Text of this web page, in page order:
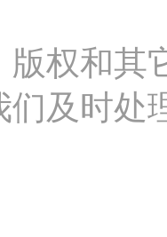
版权和其
及时处